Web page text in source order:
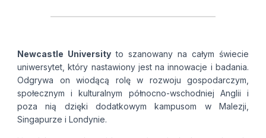
Newcastle University to szanowany na całym świecie
uniwersytet, który nastawiony jest na innowacje i badania.
Odgrywa on wiodącą rolę w rozwoju gospodarczym,
społecznym i kulturalnym północno-wschodniej Anglii i
poza nią dzięki dodatkowym kampusom w Malezji,
Singapurze i Londynie.